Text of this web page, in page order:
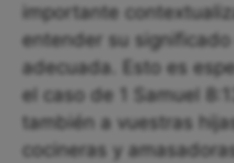
importante
entender su
adecuada. Esto es
el caso de 1 Samuel
también a vuestras
cocineras y